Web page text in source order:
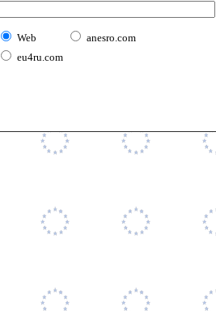
Web
anesro.com
eu4ru.com